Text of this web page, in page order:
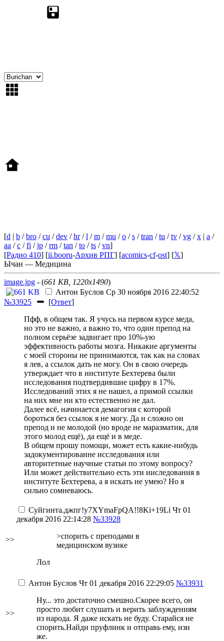
[d | b /bro /cu /dev /hr/l /m /mu /o /s /tran /tu /tv /vg /x | a /
aa /c /fi /jp /rm /tan /to /ts /vn]
[Радио 410] [ii.booru-Архив РПГ] [acomics-cf-ost] [𝕏]
Ычан — Медицина
image.jpg - (661 KB, 1220x1490)
Антон Буслов Ср 30 ноября 2016 22:40:52
№33925
[Ответ]
Пфф, в общем так. Я учусь на первом курсе меда,
но это не важно, а важно то, что один препод на
полном серьёзе задвигает про 10%-ую
эффективность работы мозга. Никакие аргументы
с моей стороны не принимаются, так как на словах
я лев, а ссылок дать не могу. Он в свою очередь
утверждает что в институте Бехтерева были
исследования подтвердившие цифру в 17%.
Исследований этих я не нашел, а примой ссылки
на них мне ни кто естественно не дал.
Далее всё, начинается демагогия с которой
бороться без ссылок я не могу. Да и сложно он
препод и не молодой (но вроде не маразматик, для
этого молод ещё), да ещё и в меде.
В общем прошу помощи, может есть какие-нибудь
задокументированне исследования или
авторитетные научные статьи по этому вопросу?
Или может действительно есть эти ииследования в
институте Бехтерева, а я искать не умею? Но я
сильно сомневаюсь.
>>
Суйгинта.джпг!y7XYmaFpQA!!8Ki+19Li Чт 01
декабря 2016 22:14:28 №33928
>спорить с преподами в
медицинском вузике
Лол
>>
Антон Буслов Чт 01 декабря 2016 22:29:05 №33931
Ну... это достаточно смешно.Скорее всего, он
просто любит слушать и верить заблуждениям
из народа. Я даже искать не буду. Старайся не
спорить.Найди пруфлинк и отправь ему, изи
же.